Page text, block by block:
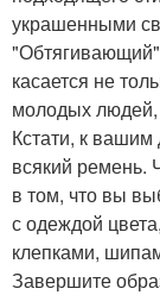
украшенными
касается не
молодых людей,
Кстати, к
всякий ремень.
в том, что вы
с одеждой
клепками,
Завершите